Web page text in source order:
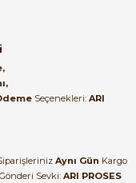
2CDS652061R0064
2CDS651061R0104
Seçenekleri: ARI
Aynı Gün Kargo
Sevki: ARI PROSES